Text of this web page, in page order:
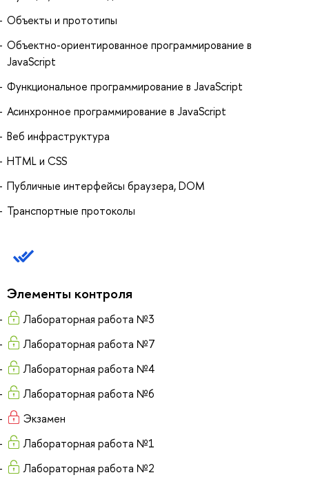
Объекты и прототипы
Объектно-ориентированное программирование в
JavaScript
Функциональное программирование в JavaScript
Асинхронное программирование в JavaScript
Веб инфраструктура
HTML и CSS
Публичные интерфейсы браузера, DOM
Транспортные протоколы
Элементы контроля
Лабораторная работа №3
Лабораторная работа №7
Лабораторная работа №4
Лабораторная работа №6
Экзамен
Лабораторная работа №1
Лабораторная работа №2